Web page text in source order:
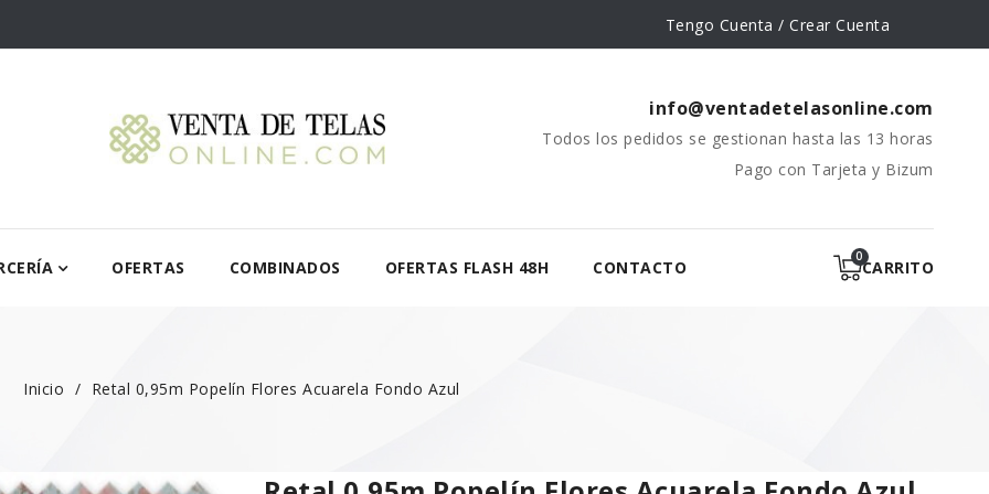
Tengo Cuenta / Crear Cuenta
info@ventadetelasonline.com
Todos los pedidos se gestionan hasta las 13 horas
Pago con Tarjeta y Bizum
OFERTAS COMBINADOS OFERTAS FLASH 48H CONTACTO CARRITO
Inicio Retal 0,95m Popelín Flores Acuarela Fondo Azul